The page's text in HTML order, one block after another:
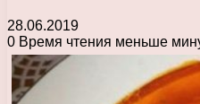
28.06.2019
0 Время чтения меньше